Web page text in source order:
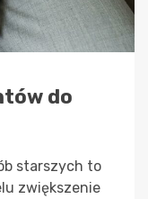
do
starszych to
zwiększenie